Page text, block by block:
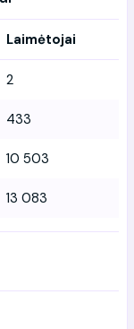
Laimėtojai
2
433
10 503
13 083